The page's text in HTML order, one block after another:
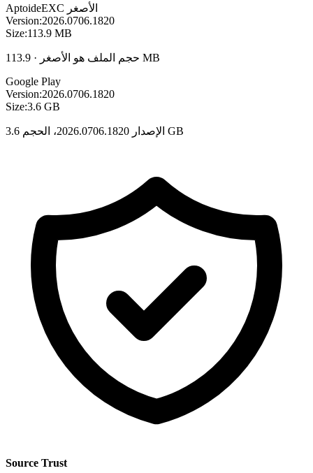
AptoideEXC الأصغر
Version:2026.0706.1820
Size:113.9 MB
حجم الملف هو الأصغر · 113.9 MB
Google Play
Version:2026.0706.1820
Size:3.6 GB
الإصدار 2026.0706.1820، الحجم 3.6 GB
Source Trust